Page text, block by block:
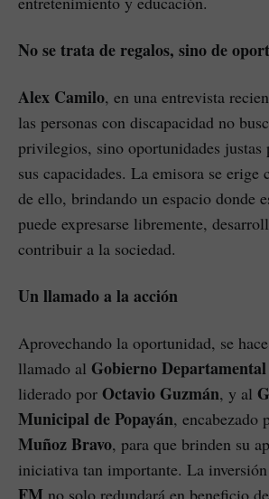
No se trata de regalos, sino de
Alex Camilo, en una entrevista
las personas con discapacidad no
privilegios, sino oportunidades justas
sus capacidades. La emisora se
de ello, brindando un espacio donde
puede expresarse libremente,
contribuir a la sociedad.
Un llamado a la acción
Aprovechando la oportunidad, se
llamado al Gobierno
liderado por Octavio Guzmán, y al
Municipal de Popayán, encabezado
Muñoz Bravo, para que brinden su
iniciativa tan importante. La
no solo redundará en beneficio